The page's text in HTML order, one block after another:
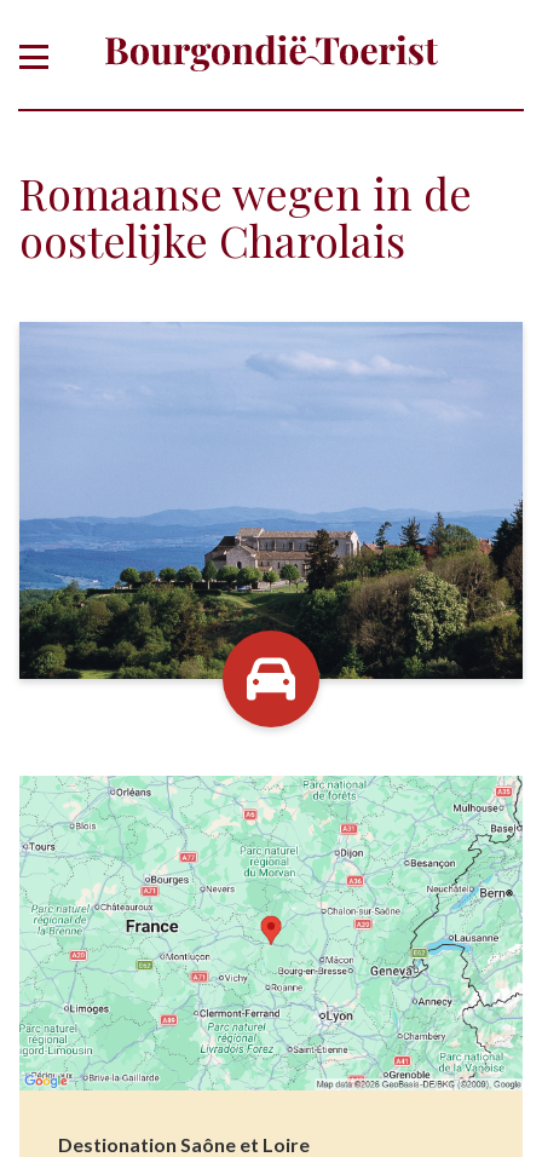
Romaanse wegen in de
oostelijke Charolais
Destionation Saône et Loire